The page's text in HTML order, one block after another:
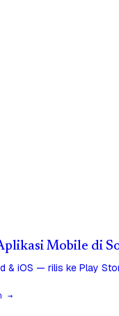
Mobile di
& iOS — rilis ke Play
→